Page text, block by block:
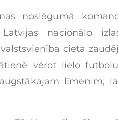
noslēgumā
nacionālo
cieta
vērot lielo
līmenim,